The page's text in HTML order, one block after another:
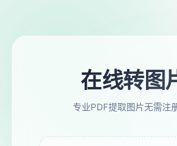
在线转图
专业PDF提取图片无需注